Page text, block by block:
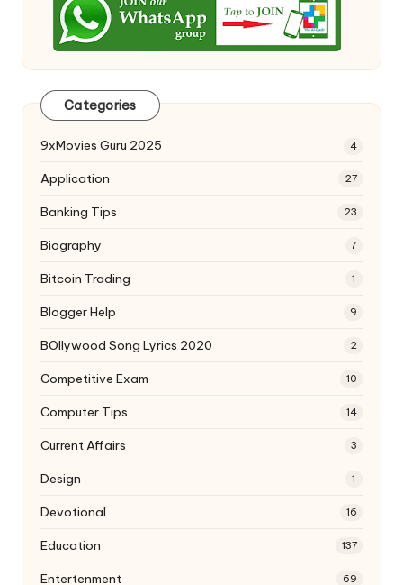
Categories
9xMovies Guru 2025 4
Application 27
Banking Tips 23
Biography 7
Bitcoin Trading 1
Blogger Help 9
BOllywood Song Lyrics 2020 2
Competitive Exam 10
Computer Tips 14
Current Affairs 3
Design 1
Devotional 16
Education 137
Entertenment 69